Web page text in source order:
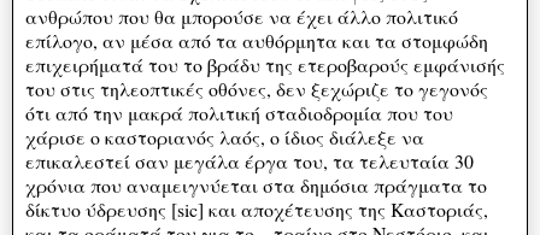
ανθρώπου που θα μπορούσε να έχει άλλο πολιτικό
επίλογο, αν μέσα από τα αυθόρμητα και τα στομφώδη
επιχειρήματά του το βράδυ της ετεροβαρούς εμφάνισής
του στις τηλεοπτικές οθόνες, δεν ξεχώριζε το γεγονός
ότι από την μακρά πολιτική σταδιοδρομία που του
χάρισε ο καστοριανός λαός, ο ίδιος διάλεξε να
επικαλεστεί σαν μεγάλα έργα του, τα τελευταία 30
χρόνια που αναμειγνύεται στα δημόσια πράγματα το
δίκτυο ύδρευσης [sic] και αποχέτευσης της Καστοριάς,